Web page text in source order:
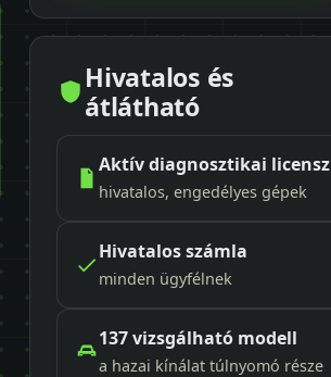
Hivatalos és
átlátható
Aktív diagnosztikai licensz
hivatalos, engedélyes gépek
Hivatalos számla
minden ügyfélnek
137 vizsgálható modell
a hazai kínálat túlnyomó része